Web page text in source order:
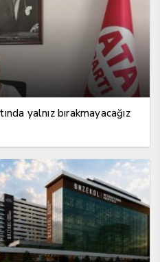
yalnız bırakmayacağız